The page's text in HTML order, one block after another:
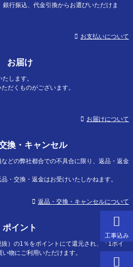
工事込み
行振込、代金引換からお選びいただけま
お支払いについて
お届け
します。
だくものがございます。
お届けについて
換・キャンセル
どの弊社都合での不具合に限り、返品・返金
・交換・返金はお受けいたしかねます。
返品・交換・キャンセルについて
ポイント
）の1％をポイントにて還元され、「1ポイ
物にご利用いただけます。